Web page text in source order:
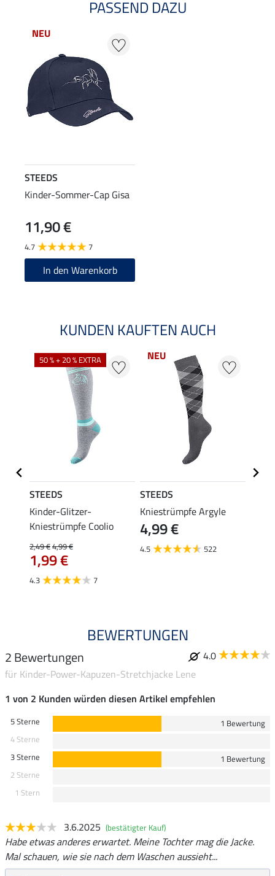
PASSEND DAZU
NEU
STEEDS
Kinder-Sommer-Cap Gisa
11,90 €
4.7 7
In den Warenkorb
KUNDEN KAUFTEN AUCH
50 % + 20 % EXTRA
STEEDS
Kinder-Glitzer-
Kniestrümpfe Coolio
2,49 €4,99 €
1,99 €
4.3 7
NEU
STEEDS
Kniestrümpfe Argyle
4,99 €
4.5 522
BEWERTUNGEN
2 Bewertungen
4.0
für Kinder-Power-Kapuzen-Stretchjacke Lene
1 von 2 Kunden würden diesen Artikel empfehlen
5 Sterne
1 Bewertung
4 Sterne
3 Sterne
1 Bewertung
2 Sterne
1 Stern
3.6.2025 (bestätigter Kauf)
Habe etwas anderes erwartet. Meine Tochter mag die Jacke.
Mal schauen, wie sie nach dem Waschen aussieht...